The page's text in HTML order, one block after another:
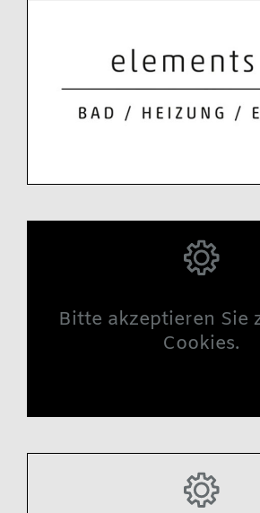
Bitte akzeptieren Sie
Cookies.